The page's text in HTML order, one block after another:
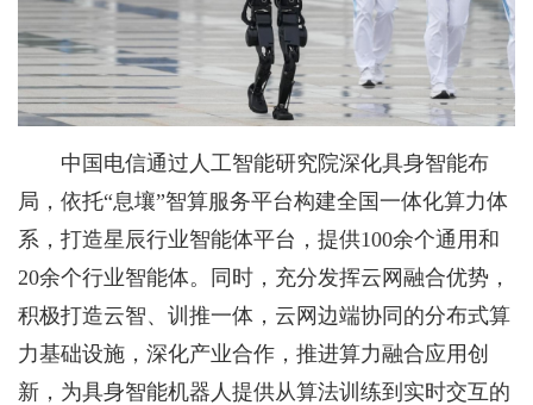
中国电信通过人工智能研究院深化具身智能布
局，依托“息壤”智算服务平台构建全国一体化算力体
系，打造星辰行业智能体平台，提供100余个通用和
20余个行业智能体。同时，充分发挥云网融合优势，
积极打造云智、训推一体，云网边端协同的分布式算
力基础设施，深化产业合作，推进算力融合应用创
新，为具身智能机器人提供从算法训练到实时交互的